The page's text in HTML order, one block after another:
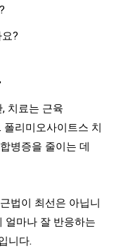
?
치료는 근육
리미오사이트스 치
병증을 줄이는 데
법이 최선은 아닙니
얼마나 잘 반응하는
니다.